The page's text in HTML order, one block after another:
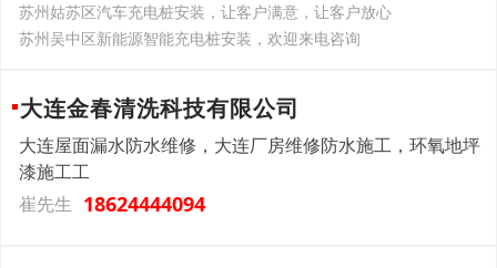
苏州姑苏区汽车充电桩安装，让客户满意，让客户放心
苏州吴中区新能源智能充电桩安装，欢迎来电咨询
大连金春清洗科技有限公司
大连屋面漏水防水维修，大连厂房维修防水施工，环氧地坪
漆施工工
崔先生 18624444094